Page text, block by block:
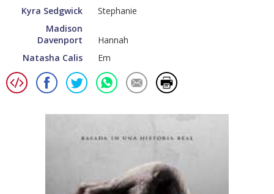
Kyra Sedgwick
Stephanie
Madison
Davenport
Hannah
Natasha Calis
Em